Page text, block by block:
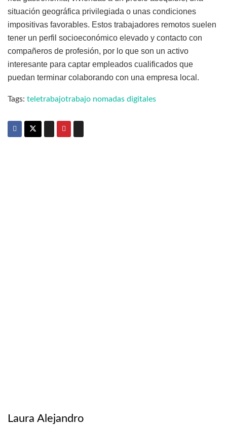
situación geográfica privilegiada o unas condiciones
impositivas favorables. Estos trabajadores remotos suelen
tener un perfil socioeconómico elevado y contacto con
compañeros de profesión, por lo que son un activo
interesante para captar empleados cualificados que
puedan terminar colaborando con una empresa local.
Tags: teletrabajotrabajo nomadas digitales
Laura Alejandro